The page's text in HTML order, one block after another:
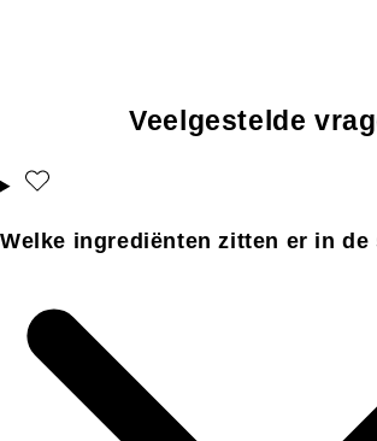
Veelgestelde
Welke ingrediënten zitten er in de